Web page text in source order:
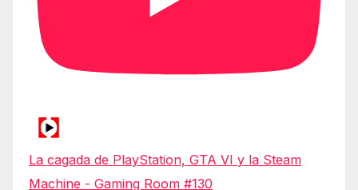
La cagada de PlayStation, GTA VI y la Steam
Machine - Gaming Room #130